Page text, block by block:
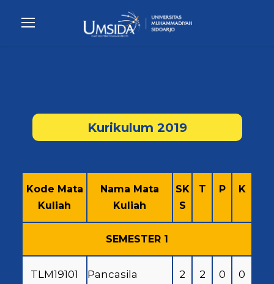
Kurikulum 2019
Kode Mata
Kuliah
Nama Mata
Kuliah
SK
S
T P K
SEMESTER 1
TLM19101 Pancasila 2 2 0 0